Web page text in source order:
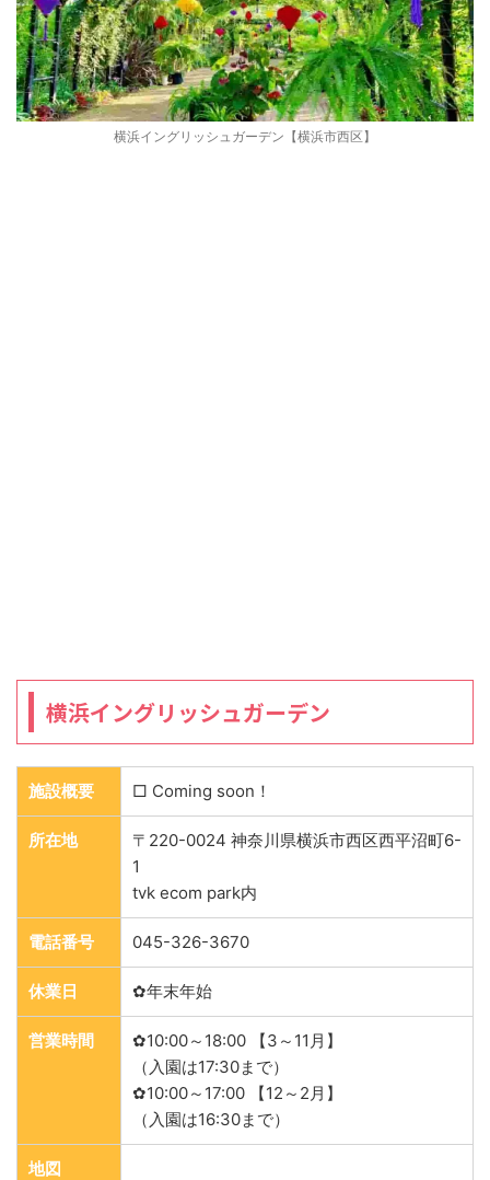
横浜イングリッシュガーデン【横浜市西区】
横浜イングリッシュガーデン
施設概要 □ Coming soon！
所在地
〒220-0024 神奈川県横浜市西区西平沼町6-
1
tvk ecom park内
電話番号 045-326-3670
休業日 ✿年末年始
営業時間
✿10:00～18:00 【3～11月】
（入園は17:30まで）
✿10:00～17:00 【12～2月】
（入園は16:30まで）
地図